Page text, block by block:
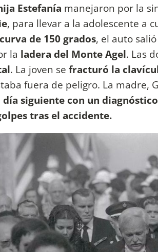
Estefanía manejaron por la
, para llevar a la adolescente a
curva de 150 grados, el auto
la ladera del Monte Agel. Las
. La joven se fracturó la
fuera de peligro. La madre,
siguiente con un
tras el accidente.